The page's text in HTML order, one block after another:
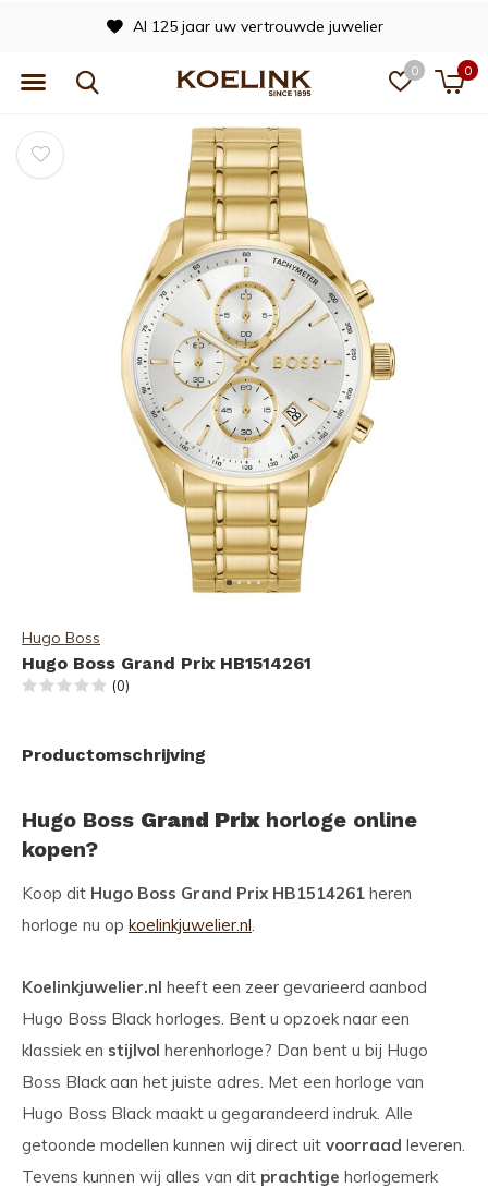
0 0
Al 125 jaar uw vertrouwde juwelier
Hugo Boss
Hugo Boss Grand Prix HB1514261
(0)
Productomschrijving
Hugo Boss Grand Prix horloge online
kopen?
Koop dit Hugo Boss Grand Prix HB1514261 heren
horloge nu op koelinkjuwelier.nl.
Koelinkjuwelier.nl heeft een zeer gevarieerd aanbod
Hugo Boss Black horloges. Bent u opzoek naar een
klassiek en stijlvol herenhorloge? Dan bent u bij Hugo
Boss Black aan het juiste adres. Met een horloge van
Hugo Boss Black maakt u gegarandeerd indruk. Alle
getoonde modellen kunnen wij direct uit voorraad leveren.
Tevens kunnen wij alles van dit prachtige horlogemerk